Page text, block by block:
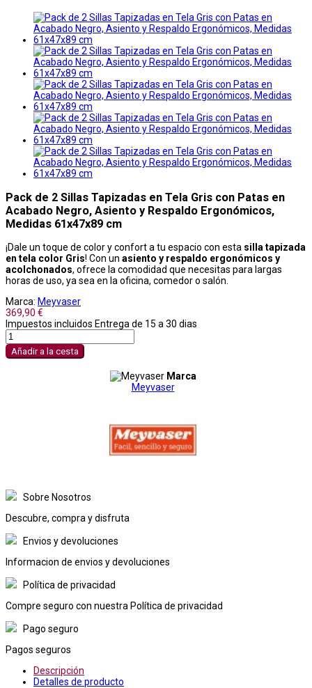
Pack de 2 Sillas Tapizadas en Tela Gris con Patas en
Acabado Negro, Asiento y Respaldo Ergonómicos,
Medidas 61x47x89 cm
¡Dale un toque de color y confort a tu espacio con esta silla tapizada
en tela color Gris! Con un asiento y respaldo ergonómicos y
acolchonados, ofrece la comodidad que necesitas para largas
horas de uso, ya sea en la oficina, comedor o salón.
Marca: Meyvaser
369,90 €
Impuestos incluidos Entrega de 15 a 30 dias
Añadir a la cesta
Marca
Meyvaser
Sobre Nosotros
Descubre, compra y disfruta
Envios y devoluciones
Informacion de envios y devoluciones
Política de privacidad
Compre seguro con nuestra Política de privacidad
Pago seguro
Pagos seguros
Descripción
Detalles de producto